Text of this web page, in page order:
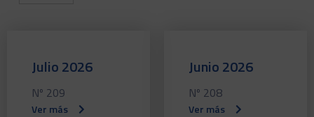
Julio 2026
Nº 209
Ver más
Junio 2026
Nº 208
Ver más